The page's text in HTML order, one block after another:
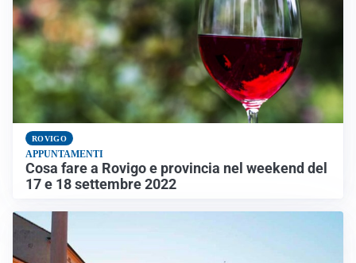
ROVIGO
APPUNTAMENTI
Cosa fare a Rovigo e provincia nel weekend del
17 e 18 settembre 2022